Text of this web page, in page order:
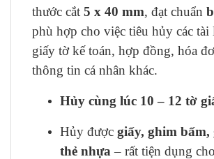
thước cắt 5 x 40 mm, đạt chuẩn
phù hợp cho việc tiêu hủy các
giấy tờ kế toán, hợp đồng, hóa
thông tin cá nhân khác.
Hủy cùng lúc 10 – 12 tờ
Hủy được giấy, ghim bấm,
thẻ nhựa – rất tiện dụng